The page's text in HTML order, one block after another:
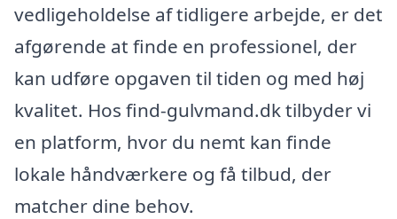
vedligeholdelse af tidligere arbejde, er det
afgørende at finde en professionel, der
kan udføre opgaven til tiden og med høj
kvalitet. Hos find-gulvmand.dk tilbyder vi
en platform, hvor du nemt kan finde
lokale håndværkere og få tilbud, der
matcher dine behov.